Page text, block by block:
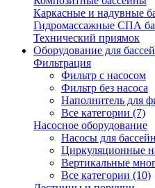
Каркасные и надувные
Гидромассажные СПА
Технический приямок
Оборудование для
Фильтрация
Фильтр с насосом
Фильтр без насоса
Наполнитель для
Все категории (7)
Насосное оборудование
Насосы для
Циркуляционные
Вертикальные
Все категории (10)